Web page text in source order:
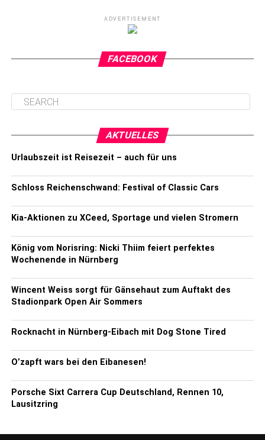
ADVERTISEMENT
FACEBOOK
AKTUELLES
Urlaubszeit ist Reisezeit – auch für uns
Schloss Reichenschwand: Festival of Classic Cars
Kia-Aktionen zu XCeed, Sportage und vielen Stromern
König vom Norisring: Nicki Thiim feiert perfektes
Wochenende in Nürnberg
Wincent Weiss sorgt für Gänsehaut zum Auftakt des
Stadionpark Open Air Sommers
Rocknacht in Nürnberg-Eibach mit Dog Stone Tired
O’zapft wars bei den Eibanesen!
Porsche Sixt Carrera Cup Deutschland, Rennen 10,
Lausitzring